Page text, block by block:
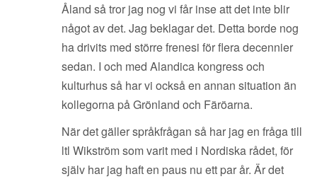
Åland så tror jag nog vi får inse att det inte blir
något av det. Jag beklagar det. Detta borde nog
ha drivits med större frenesi för flera decennier
sedan. I och med Alandica kongress och
kulturhus så har vi också en annan situation än
kollegorna på Grönland och Färöarna.
När det gäller språkfrågan så har jag en fråga till
ltl Wikström som varit med i Nordiska rådet, för
själv har jag haft en paus nu ett par år. Är det